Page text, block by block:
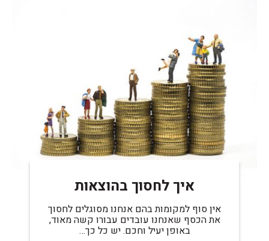
איך לחסוך בהוצאות
אין סוף למקומות בהם אנחנו מסוגלים לחסוך
את הכסף שאנחנו עובדים עבורו קשה מאוד,
באופן יעיל וחכם. יש כל כך…